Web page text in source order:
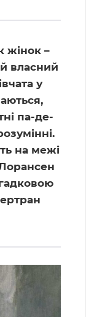
жінок –
власний
у
па-де-
на межі